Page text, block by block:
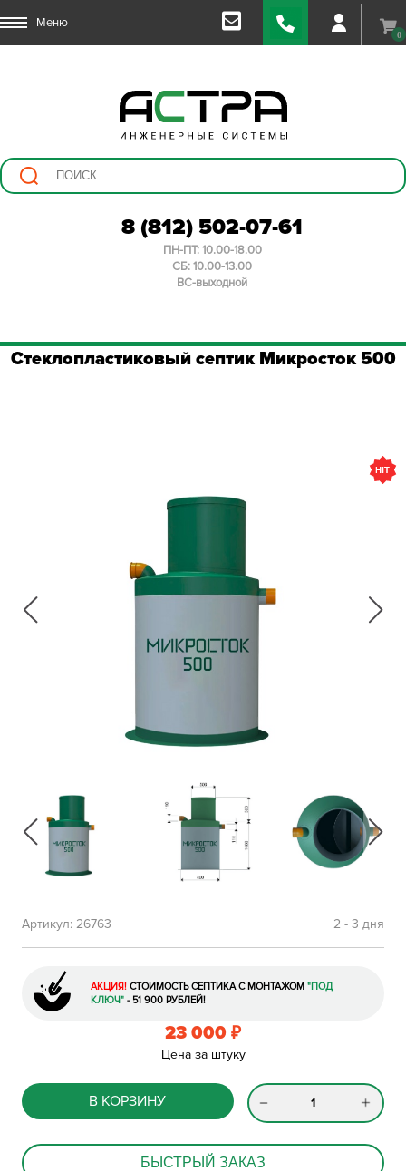
Меню
0
8 (812) 502-07-61
ПН-ПТ: 10.00-18.00
СБ: 10.00-13.00
ВС-выходной
Стеклопластиковый септик Микросток 500
2 - 3 дня
Артикул: 26763
АКЦИЯ! СТОИМОСТЬ СЕПТИКА С МОНТАЖОМ "ПОД
КЛЮЧ"- 51 900 РУБЛЕЙ!
23 000 ₽
Цена за штуку
В КОРЗИНУ
БЫСТРЫЙ ЗАКАЗ